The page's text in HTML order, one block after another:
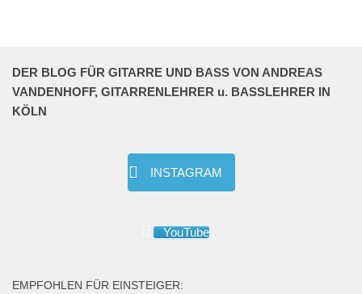
DER BLOG FÜR GITARRE UND BASS VON ANDREAS
VANDENHOFF, GITARRENLEHRER u. BASSLEHRER IN
KÖLN
INSTAGRAM
YouTube
EMPFOHLEN FÜR EINSTEIGER: